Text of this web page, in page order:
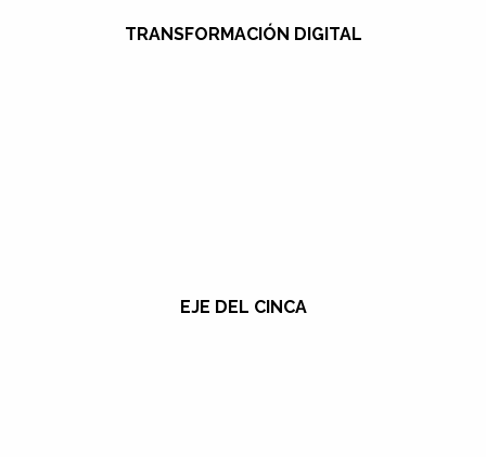
TRANSFORMACIÓN DIGITAL
EJE DEL CINCA